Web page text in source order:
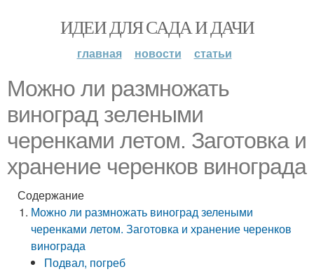
ИДЕИ ДЛЯ САДА И ДАЧИ
главная новости статьи
Можно ли размножать
виноград зелеными
черенками летом. Заготовка и
хранение черенков винограда
Содержание
Можно ли размножать виноград зелеными
черенками летом. Заготовка и хранение черенков
винограда
Подвал, погреб